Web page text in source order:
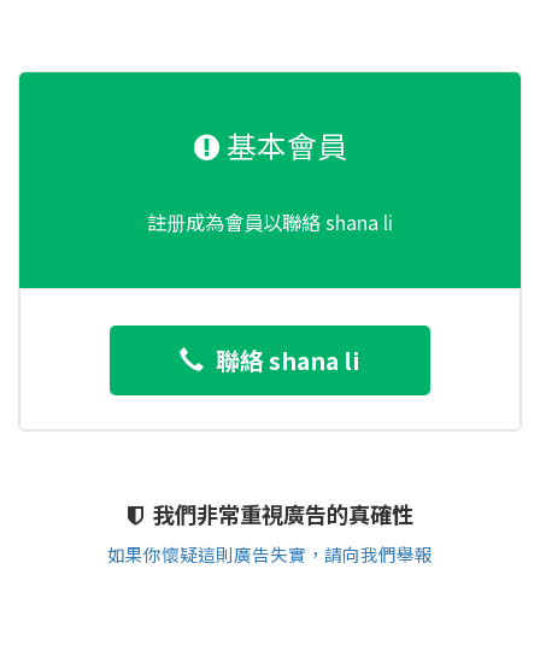
基本會員
註册成為會員以聯絡 shana li
聯絡 shana li
我們非常重視廣告的真確性
如果你懷疑這則廣告失實，請向我們舉報